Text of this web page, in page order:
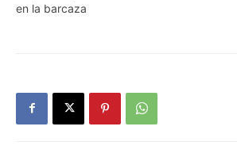
en la barcaza